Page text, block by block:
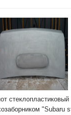
стеклопластиковый
"Subaru